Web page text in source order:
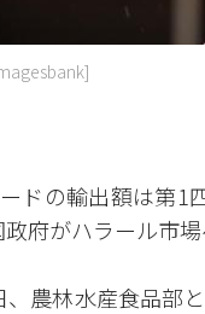
ドの輸出額は第1
府がハラール市
、農林水産食品部